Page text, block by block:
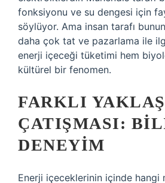
fonksiyonu ve su dengesi için
söylüyor. Ama insan tarafı
daha çok tat ve pazarlama ile
enerji içeceği tüketimi hem
kültürel bir fenomen.
FARKLI
ÇATIŞMASI:
DENEYIM
Enerji içeceklerinin içinde hangi